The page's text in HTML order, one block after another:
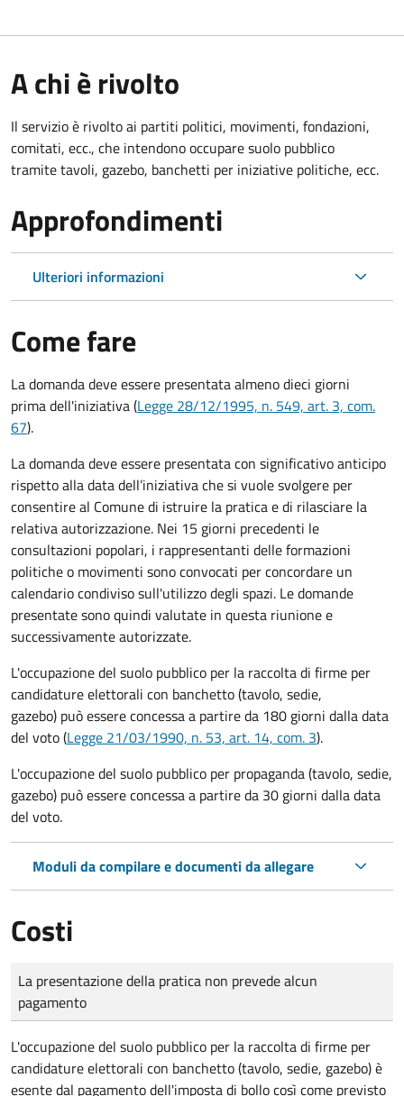
A chi è rivolto
Il servizio è rivolto ai partiti politici, movimenti, fondazioni,
comitati, ecc., che intendono occupare suolo pubblico
tramite tavoli, gazebo, banchetti per iniziative politiche, ecc.
Approfondimenti
Ulteriori informazioni
Come fare
La domanda deve essere presentataalmeno dieci giorni
primadell'iniziativa (Legge 28/12/1995, n. 549, art. 3, com.
67).
La domanda deve essere presentata con significativo anticipo
rispetto alla data dell’iniziativa che si vuole svolgere per
consentire al Comune di istruire la pratica e di rilasciare la
relativa autorizzazione. Nei 15 giorni precedenti le
consultazioni popolari, i rappresentanti delle formazioni
politiche o movimenti sono convocati per concordare un
calendario condiviso sull'utilizzo degli spazi. Le domande
presentate sono quindi valutate in questa riunione e
successivamente autorizzate.
L'occupazione del suolo pubblico per la raccolta di firme per
candidature elettorali con banchetto (tavolo, sedie,
gazebo) può essere concessa a partire da 180 giorni dalla data
del voto (Legge 21/03/1990, n. 53, art. 14, com. 3).
L'occupazione del suolo pubblico per propaganda (tavolo, sedie,
gazebo) può essere concessa a partire da 30 giorni dalla data
del voto.
Moduli da compilare e documenti da allegare
Costi
Tipo di pagamento
Importo
La presentazione della pratica non prevede alcun
pagamento
L'occupazione del suolo pubblico per la raccolta di firme per
candidature elettorali con banchetto (tavolo, sedie, gazebo) è
esente dal pagamento dell'imposta di bollo così come previsto